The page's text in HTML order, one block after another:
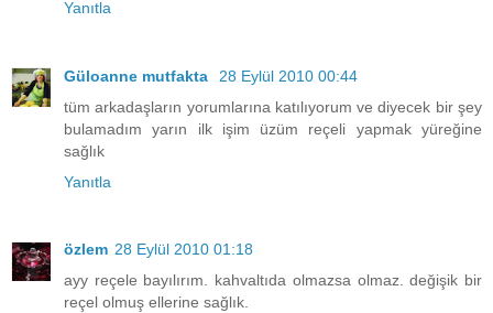
Yanıtla
Güloanne mutfakta
28 Eylül 2010 00:44
tüm arkadaşların yorumlarına katılıyorum ve diyecek bir şey
bulamadım yarın ilk işim üzüm reçeli yapmak yüreğine
sağlık
Yanıtla
özlem 28 Eylül 2010 01:18
ayy reçele bayılırım. kahvaltıda olmazsa olmaz. değişik bir
reçel olmuş ellerine sağlık.